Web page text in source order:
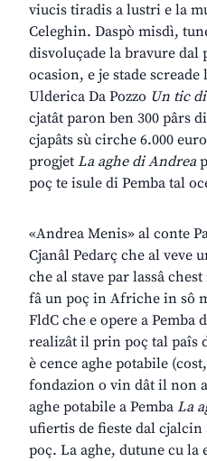
viucis tiradis a lustri e la
Celeghin. Daspò misdì,
disvoluçade la bravure dal
ocasion, e je stade
Ulderica Da Pozzo Un tic
cjatât paron ben 300 pârs
cjapâts sù cirche 6.000
progjet La aghe di Andrea
poç te isule di Pemba tal
«Andrea Menis» al conte
Cjanâl Pedarç che al veve
che al stave par lassâ
fâ un poç in Afriche in sô
FldC che e opere a Pemba
realizât il prin poç tal paîs
è cence aghe potabile
fondazion o vin dât il non
aghe potabile a Pemba La
ufiertis de fieste dal
poç. La aghe, dutune cu la